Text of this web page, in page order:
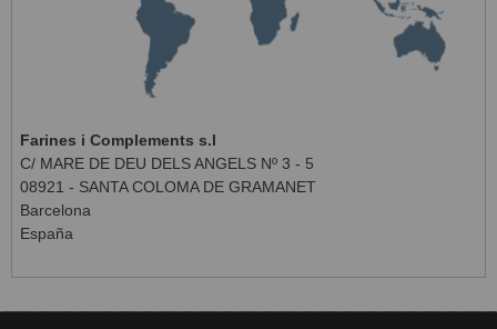
Farines i Complements s.l
C/ MARE DE DEU DELS ANGELS Nº 3 - 5
08921 - SANTA COLOMA DE GRAMANET
Barcelona
España